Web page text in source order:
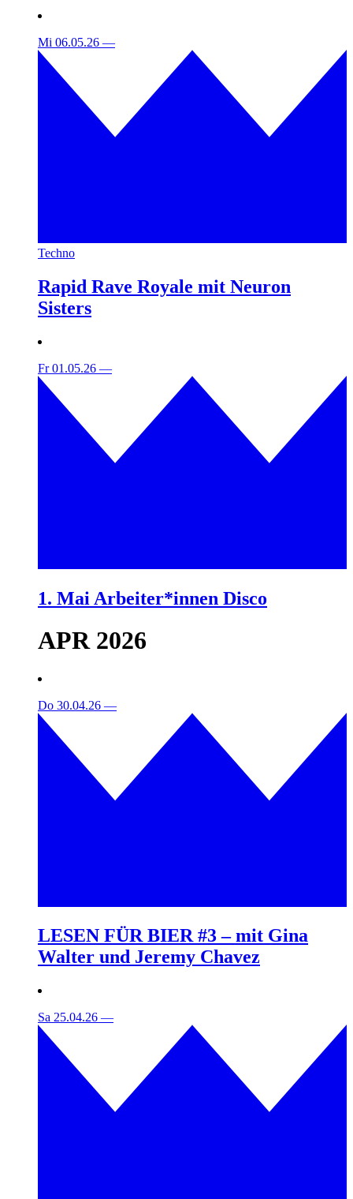
Mi 06.05.26 —
Techno
Rapid Rave Royale mit Neuron
Sisters
Fr 01.05.26 —
1. Mai Arbeiter*innen Disco
APR 2026
Do 30.04.26 —
LESEN FÜR BIER #3 – mit Gina
Walter und Jeremy Chavez
Sa 25.04.26 —